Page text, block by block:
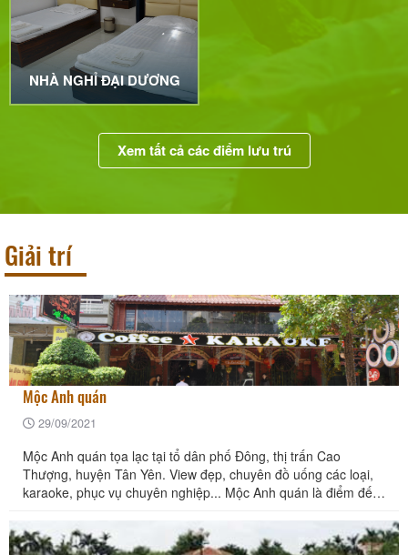
NHÀ NGHỈ ĐẠI DƯƠNG
Xem tất cả các điểm lưu trú
Giải trí
Mộc Anh quán
29/09/2021
Mộc Anh quán tọa lạc tại tổ dân phố Đông, thị trấn Cao
Thượng, huyện Tân Yên. View đẹp, chuyên đồ uống các loại,
karaoke, phục vụ chuyên nghiệp... Mộc Anh quán là điểm đến